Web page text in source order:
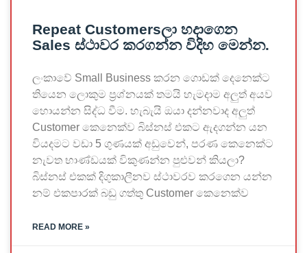
Repeat Customersලා හදාගෙන
Sales ස්ථාවර කරගන්න විදිහ මෙන්න.
ලංකාවේ Small Business කරන ගොඩක් දෙනෙක්ට
තියෙන ලොකුම ප්‍රශ්නයක් තමයි හැමදාම අලුත් අයව
හොයන්න සිද්ධ වීම. හැබැයි ඔයා දන්නවාද අලුත්
Customer කෙනෙක්ව බිස්නස් එකට ඇදගන්න යන
වියදමට වඩා 5 ගුණයක් අඩුවෙන්, පරණ කෙනෙක්ට
නැවත භාණ්ඩයක් විකුණන්න පුළුවන් කියලා?
බිස්නස් එකක් දිගුකාලීනව ස්ථාවරව කරගෙන යන්න
නම් එකපාරක් බඩු ගත්තු Customer කෙනෙක්ව
READ MORE »